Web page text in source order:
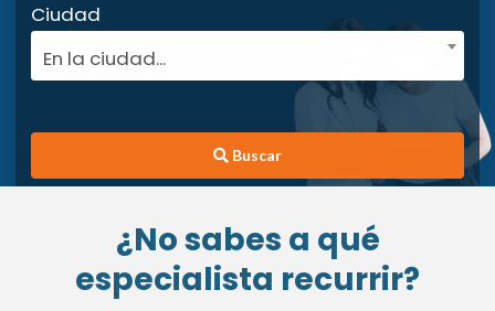
Ciudad
En la ciudad...
Buscar
¿No sabes a qué
especialista recurrir?